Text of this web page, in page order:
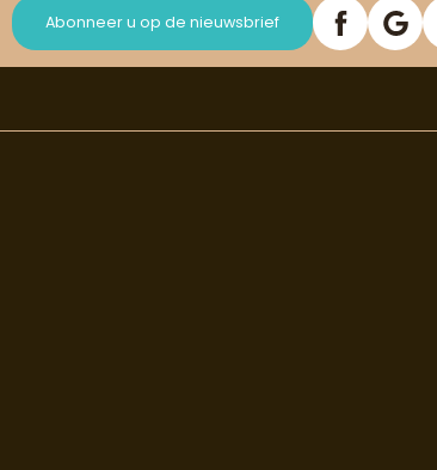
Abonneer u op de nieuwsbrief